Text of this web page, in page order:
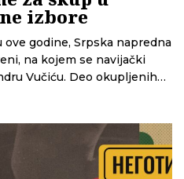
izbore
godine, Srpska napredna
na kojem se navijački
Vučiću. Deo okupljenih
oko 6,5 miliona dinara
od deset mesta, zbog čega
veći.